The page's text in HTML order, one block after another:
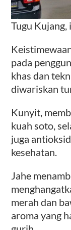
Tugu
pada
khas dan
diwariskan
Kunyit,
kuah soto,
juga
kesehatan.
Jahe
merah dan
aroma yang